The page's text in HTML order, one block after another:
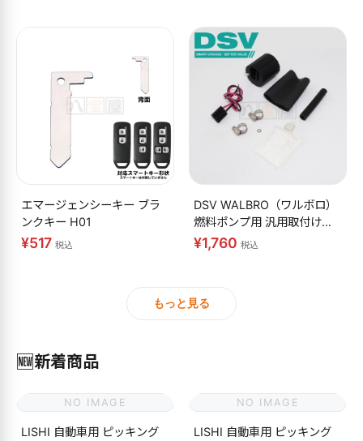
エマージェンシーキー ブラ
ンクキー H01
¥517税込
DSV WALBRO（ワルボロ）
燃料ポンプ用 汎用取付けキ
ット
¥1,760 税込
もっと見る
🆕新着商品
NO IMAGE
LISHI 自動車用 ピッキング
NO IMAGE
LISHI 自動車用 ピッキング